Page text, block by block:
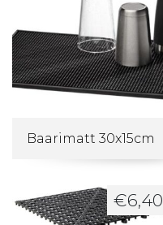
Baarimatt 30x15cm
€6,40